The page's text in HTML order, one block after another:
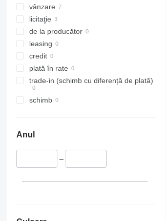
vânzare
licitaţie
de la producător
leasing
credit
plată în rate
trade-in (schimb cu diferență de plată)
schimb
Anul
–